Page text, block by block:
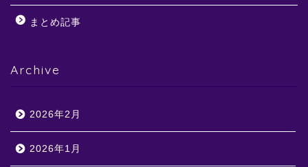
まとめ記事
Archive
2026年2月
2026年1月